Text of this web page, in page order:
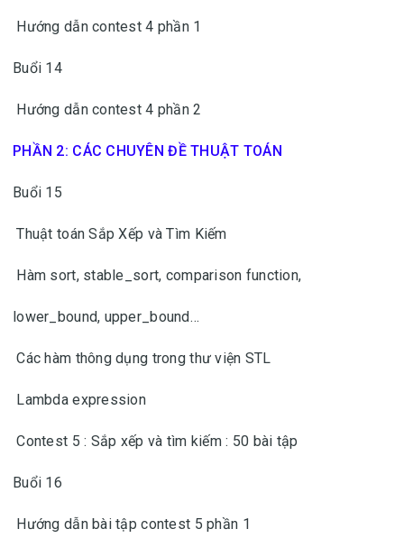
Hướng dẫn contest 4 phần 1
Buổi 14
Hướng dẫn contest 4 phần 2
PHẦN 2: CÁC CHUYÊN ĐỀ THUẬT TOÁN
Buổi 15
Thuật toán Sắp Xếp và Tìm Kiếm
Hàm sort, stable_sort, comparison function,
lower_bound, upper_bound…
Các hàm thông dụng trong thư viện STL
Lambda expression
Contest 5 : Sắp xếp và tìm kiếm : 50 bài tập
Buổi 16
Hướng dẫn bài tập contest 5 phần 1